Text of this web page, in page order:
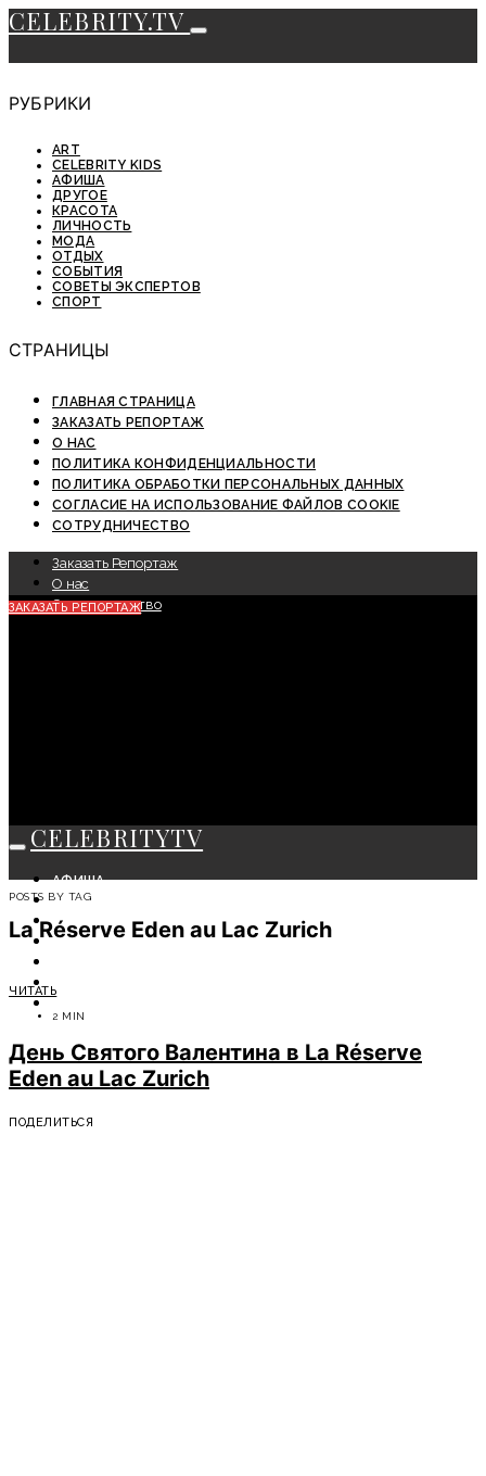
CELEBRITY.TV
РУБРИКИ
ART
CELEBRITY KIDS
АФИША
ДРУГОЕ
КРАСОТА
ЛИЧНОСТЬ
МОДА
ОТДЫХ
СОБЫТИЯ
СОВЕТЫ ЭКСПЕРТОВ
СПОРТ
СТРАНИЦЫ
ГЛАВНАЯ СТРАНИЦА
ЗАКАЗАТЬ РЕПОРТАЖ
О НАС
ПОЛИТИКА КОНФИДЕНЦИАЛЬНОСТИ
ПОЛИТИКА ОБРАБОТКИ ПЕРСОНАЛЬНЫХ ДАННЫХ
СОГЛАСИЕ НА ИСПОЛЬЗОВАНИЕ ФАЙЛОВ COOKIE
СОТРУДНИЧЕСТВО
Заказать Репортаж
О нас
Сотрудничество
ЗАКАЗАТЬ РЕПОРТАЖ
CELEBRITYTV
АФИША
СОБЫТИЯ
КРАСОТА
МОДА
POSTS BY TAG
La Réserve Eden au Lac Zurich
ЧИТАТЬ
2 MIN
День Святого Валентина в La Réserve
Eden au Lac Zurich
ПОДЕЛИТЬСЯ